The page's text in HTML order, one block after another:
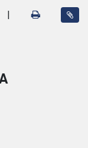
|